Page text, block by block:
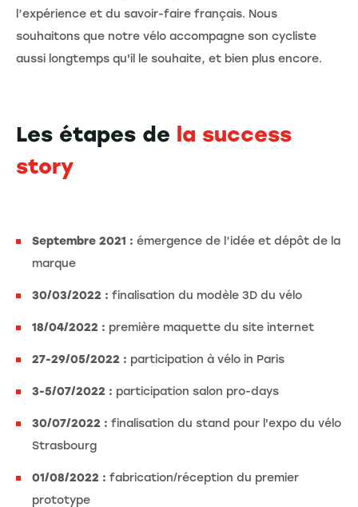
l’expérience et du savoir-faire français. Nous
souhaitons que notre vélo accompagne son cycliste
aussi longtemps qu'il le souhaite, et bien plus encore.
Les étapes de la success
story
Septembre 2021 : émergence de l’idée et dépôt de la
marque
30/03/2022 : finalisation du modèle 3D du vélo
18/04/2022 : première maquette du site internet
27-29/05/2022 : participation à vélo in Paris
3-5/07/2022 : participation salon pro-days
30/07/2022 : finalisation du stand pour l'expo du vélo
Strasbourg
01/08/2022 : fabrication/réception du premier
prototype